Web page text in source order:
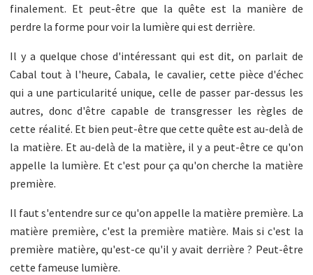
finalement. Et peut-être que la quête est la manière de
perdre la forme pour voir la lumière qui est derrière.
Il y a quelque chose d'intéressant qui est dit, on parlait de
Cabal tout à l'heure, Cabala, le cavalier, cette pièce d'échec
qui a une particularité unique, celle de passer par-dessus les
autres, donc d'être capable de transgresser les règles de
cette réalité. Et bien peut-être que cette quête est au-delà de
la matière. Et au-delà de la matière, il y a peut-être ce qu'on
appelle la lumière. Et c'est pour ça qu'on cherche la matière
première.
Il faut s'entendre sur ce qu'on appelle la matière première. La
matière première, c'est la première matière. Mais si c'est la
première matière, qu'est-ce qu'il y avait derrière ? Peut-être
cette fameuse lumière.